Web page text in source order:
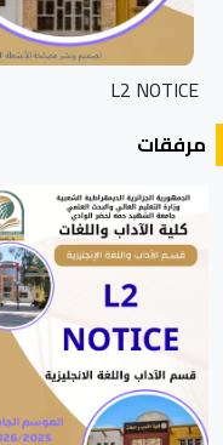
L2 NOTICE
مرفقات